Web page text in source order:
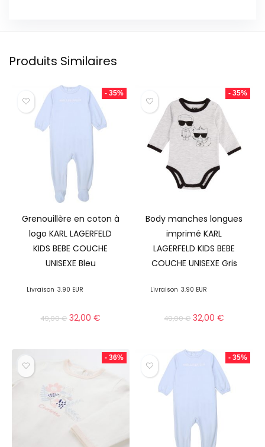
Produits Similaires
- 35%
Grenouillère en coton à
logo KARL LAGERFELD
KIDS BEBE COUCHE
UNISEXE Bleu
Livraison 3.90 EUR
49,00€ 32,00€
- 35%
Body manches longues
imprimé KARL
LAGERFELD KIDS BEBE
COUCHE UNISEXE Gris
Livraison 3.90 EUR
49,00€ 32,00€
- 36% - 35%